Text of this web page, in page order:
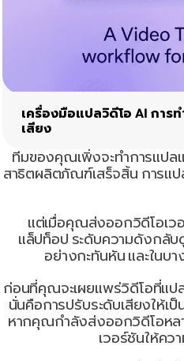
เครื่องมือแปลวิดีโอ AI การ
เสียง
ทีมของคุณเพิ่งจะทำการแปล
สาธิตผลิตภัณฑ์เสร็จสิ้น การแป
แต่เมื่อคุณส่งออกวิดีโอเว
แล็ปท็อป ระดับความดังกลับ
อย่างกะทันหัน และใน
ก่อนที่คุณจะเผยแพร่วิดีโอที่แ
นั่นคือการปรับระดับเสียงให้เ
หากคุณกำลังส่งออกวิดีโอหลา
เวอร์ชันให้คว